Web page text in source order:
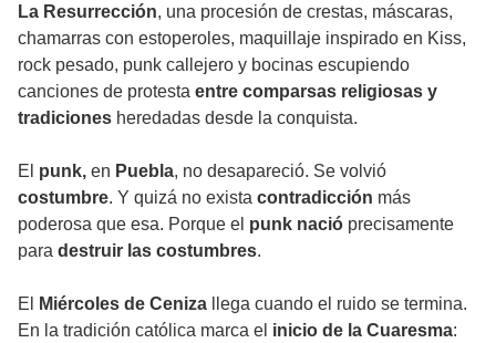
La Resurrección, una procesión de crestas, máscaras,
chamarras con estoperoles, maquillaje inspirado en Kiss,
rock pesado, punk callejero y bocinas escupiendo
canciones de protesta entre comparsas religiosas y
tradiciones heredadas desde la conquista.
El punk, en Puebla, no desapareció. Se volvió
costumbre. Y quizá no exista contradicción más
poderosa que esa. Porque el punk nació precisamente
para destruir las costumbres.
El Miércoles de Ceniza llega cuando el ruido se termina.
En la tradición católica marca el inicio de la Cuaresma: